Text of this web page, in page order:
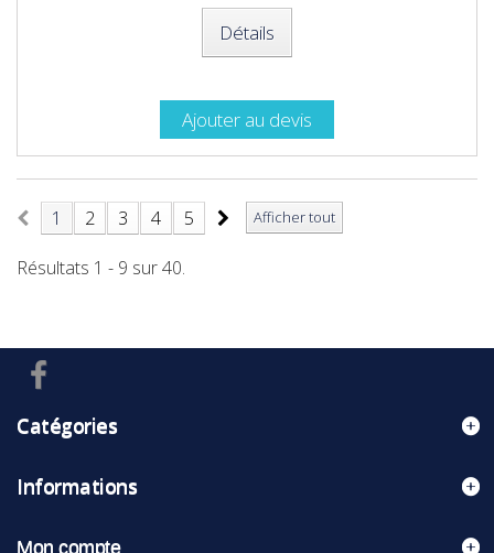
Détails
Ajouter au devis
Afficher tout
1 2 3 4 5
Résultats 1 - 9 sur 40.
Catégories
Informations
Mon compte